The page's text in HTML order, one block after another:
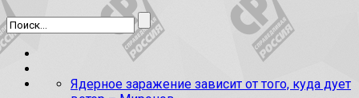
Ядерное заражение зависит от того, куда дует